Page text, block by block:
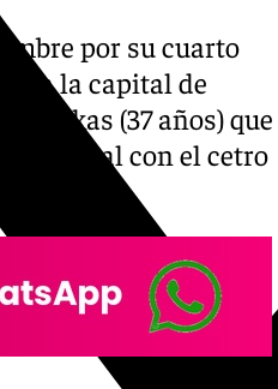
por su cuarto
en la capital de
(37 años) que
con el cetro